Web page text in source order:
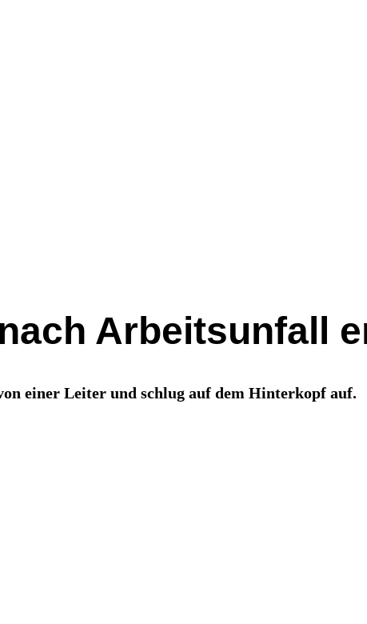
Arbeitsunfall
einer Leiter und schlug auf dem Hinterkopf auf.